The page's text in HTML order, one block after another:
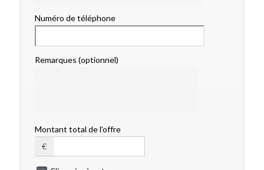
Numéro de téléphone
Remarques (optionnel)
Montant total de l'offre
€